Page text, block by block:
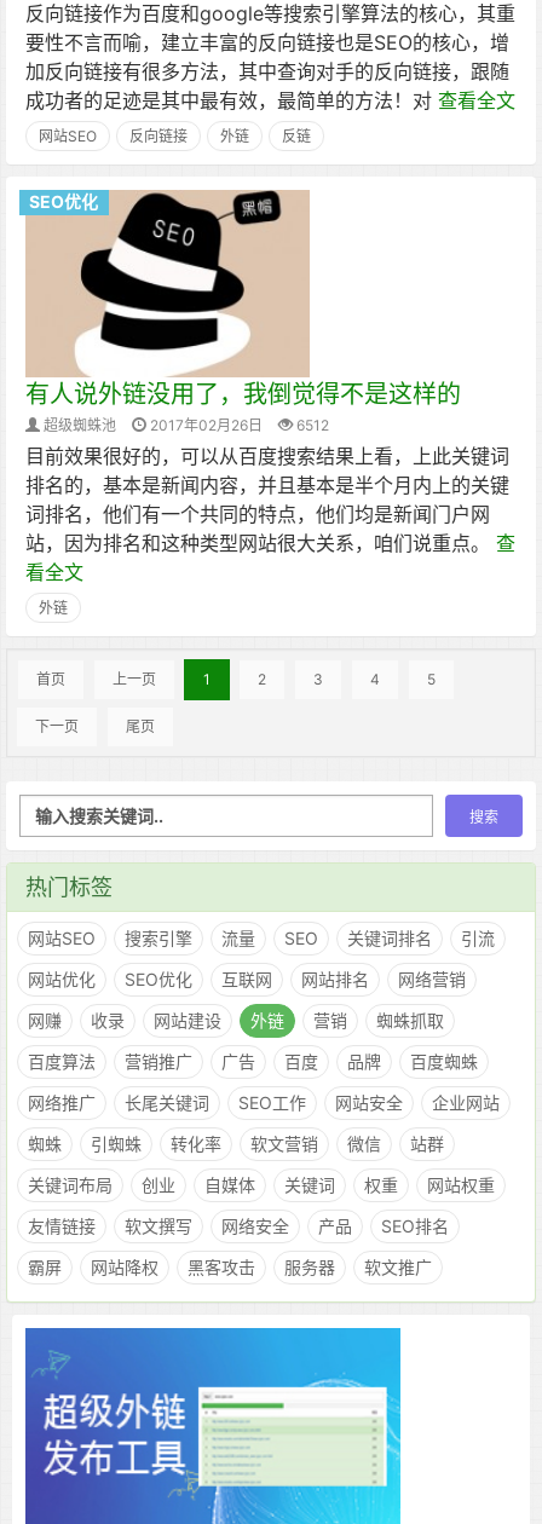
反向链接作为百度和google等搜索引擎算法的核心，其重
要性不言而喻，建立丰富的反向链接也是SEO的核心，增
加反向链接有很多方法，其中查询对手的反向链接，跟随
成功者的足迹是其中最有效，最简单的方法！对 查看全文
网站SEO 反向链接 外链 反链
SEO优化
有人说外链没用了，我倒觉得不是这样的
超级蜘蛛池 2017年02月26日 6512
目前效果很好的，可以从百度搜索结果上看，上此关键词
排名的，基本是新闻内容，并且基本是半个月内上的关键
词排名，他们有一个共同的特点，他们均是新闻门户网
站，因为排名和这种类型网站很大关系，咱们说重点。 查
看全文
外链
首页 上一页 1 2 3 4 5
下一页 尾页
热门标签
网站SEO 搜索引擎 流量 SEO 关键词排名
引流
网站优化
SEO优化 互联网 网站排名
网络营销
网赚
收录 网站建设 外链 营销
蜘蛛抓取
百度算法
营销推广 广告 百度 品牌
百度蜘蛛
网络推广
长尾关键词 SEO工作 网站安全
企业网站
蜘蛛
引蜘蛛 转化率 软文营销 微信
站群
关键词布局
创业 自媒体 关键词 权重
网站权重
友情链接
软文撰写 网络安全 产品
SEO排名
霸屏
网站降权 黑客攻击 服务器 软文推广